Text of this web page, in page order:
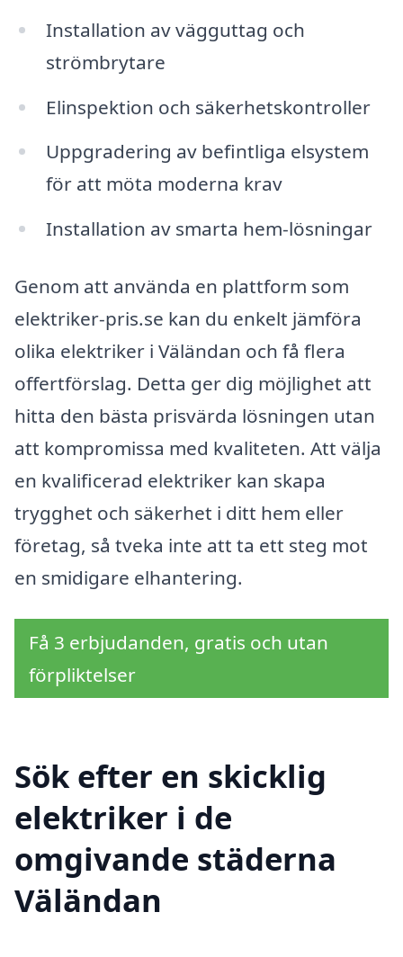
Installation av vägguttag och
strömbrytare
Elinspektion och säkerhetskontroller
Uppgradering av befintliga elsystem
för att möta moderna krav
Installation av smarta hem-lösningar
Genom att använda en plattform som
elektriker-pris.se kan du enkelt jämföra
olika elektriker i Väländan och få flera
offertförslag. Detta ger dig möjlighet att
hitta den bästa prisvärda lösningen utan
att kompromissa med kvaliteten. Att välja
en kvalificerad elektriker kan skapa
trygghet och säkerhet i ditt hem eller
företag, så tveka inte att ta ett steg mot
en smidigare elhantering.
Få 3 erbjudanden, gratis och utan
förpliktelser
Sök efter en skicklig
elektriker i de
omgivande städerna
Väländan